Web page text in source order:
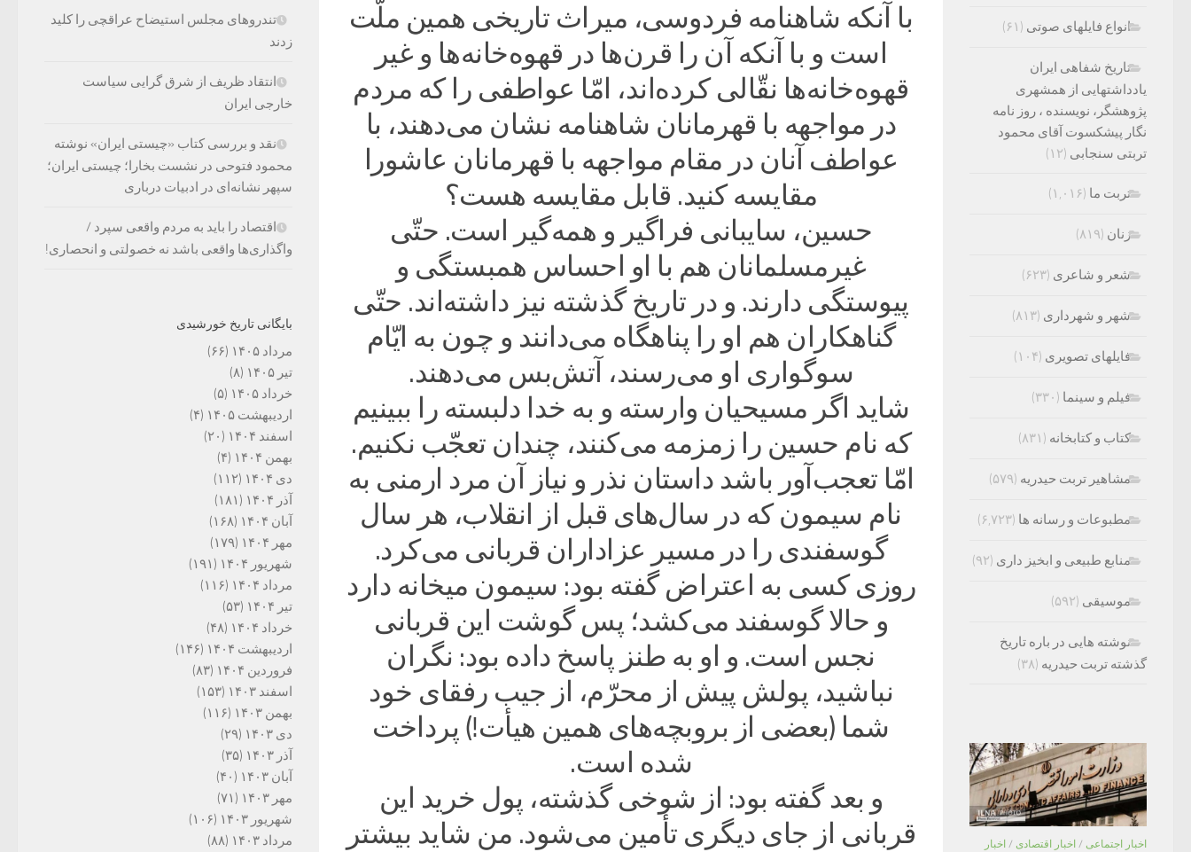
با آنکه شاهنامه فردوسی، میراث تاریخی همین ملّت
است و با آنکه آن را قرن‌ها در قهوه‌خانه‌ها و غیر
قهوه‌خانه‌ها نقّالی کرده‌اند، امّا عواطفی را که مردم
در مواجهه با قهرمانان شاهنامه نشان می‌دهند، با
عواطف آنان در مقام مواجهه با قهرمانان عاشورا
مقایسه کنید. قابل مقایسه هست؟
حسین، سایبانی فراگیر و همه‌گیر است. حتّی
غیرمسلمانان هم با او احساس همبستگی و
پیوستگی دارند. و در تاریخ گذشته نیز داشته‌اند. حتّی
گناهکاران هم او را پناهگاه می‌دانند و چون به ایّام
سوگواری او می‌رسند، آتش‌بس می‌دهند.
شاید اگر مسیحیان وارسته و به خدا دلبسته را ببینیم
که نام حسین را زمزمه می‌کنند، چندان تعجّب نکنیم.
امّا تعجب‌آور باشد داستان نذر و نیاز آن مرد ارمنی به
نام سیمون که در سال‌های قبل از انقلاب، هر سال
گوسفندی را در مسیر عزاداران قربانی می‌کرد.
روزی کسی به اعتراض گفته بود: سیمون میخانه دارد
و حالا گوسفند می‌کشد؛ پس گوشت این قربانی
نجس است. و او به طنز پاسخ داده بود: نگران
نباشید، پولش پیش از محرّم، از جیب رفقای خود
شما (بعضی از بروبچه‌های همین هیأت!) پرداخت
شده است.
و بعد گفته بود: از شوخی گذشته، پول خرید این
قربانی از جای دیگری تأمین می‌شود. من شاید بیشتر
تندروهای مجلس استیضاح عراقچی را کلید
زدند
انتقاد ظریف از شرق گرایی سیاست
خارجی ایران
نقد و بررسی کتاب «چیستی ایران» نوشته
محمود فتوحی در نشست بخارا؛ چیستی ایران؛
سپهر نشانه‌ای در ادبیات درباری
اقتصاد را باید به مردم واقعی سپرد /
واگذاری‌ها واقعی باشد نه خصولتی و انحصاری!
بایگانی تاریخ خورشیدی
مرداد ۱۴۰۵
(۶۶)
تیر ۱۴۰۵
(۸)
خرداد ۱۴۰۵
(۵)
اردیبهشت ۱۴۰۵
(۴)
اسفند ۱۴۰۴
(۲۰)
بهمن ۱۴۰۴
(۴)
دی ۱۴۰۴
(۱۱۲)
آذر ۱۴۰۴
(۱۸۱)
آبان ۱۴۰۴
(۱۶۸)
مهر ۱۴۰۴
(۱۷۹)
شهریور ۱۴۰۴
(۱۹۱)
مرداد ۱۴۰۴
(۱۱۶)
تیر ۱۴۰۴
(۵۳)
خرداد ۱۴۰۴
(۴۸)
اردیبهشت ۱۴۰۴
(۱۴۶)
فروردین ۱۴۰۴
(۸۳)
اسفند ۱۴۰۳
(۱۵۳)
بهمن ۱۴۰۳
(۱۱۶)
دی ۱۴۰۳
(۲۹)
آذر ۱۴۰۳
(۳۵)
آبان ۱۴۰۳
(۴۰)
مهر ۱۴۰۳
(۷۱)
شهریور ۱۴۰۳
(۱۰۶)
مرداد ۱۴۰۳
(۸۸)
انواع فایلهای صوتی (۶۱)
تاریخ شفاهی ایران
یادداشتهایی از همشهری
پژوهشگر، نویسنده ، روز نامه
نگار پیشکسوت آقای محمود
تربتی سنجابی (۱۲)
تربت ما (۱,۰۱۶)
زنان (۸۱۹)
شعر و شاعری (۶۲۳)
شهر و شهرداری (۸۱۳)
فایلهای تصویری (۱۰۴)
فیلم و سینما (۳۳۰)
کتاب و کتابخانه (۸۳۱)
مشاهیر تربت حیدریه (۵۷۹)
مطبوعات و رسانه ها (۶,۷۲۳)
منابع طبیعی و ابخیز داری (۹۲)
موسیقی (۵۹۲)
نوشته هایی در باره تاریخ
گذشته تربت حیدریه (۳۸)
اخبار اجتماعی / اخبار اقتصادی / اخبار